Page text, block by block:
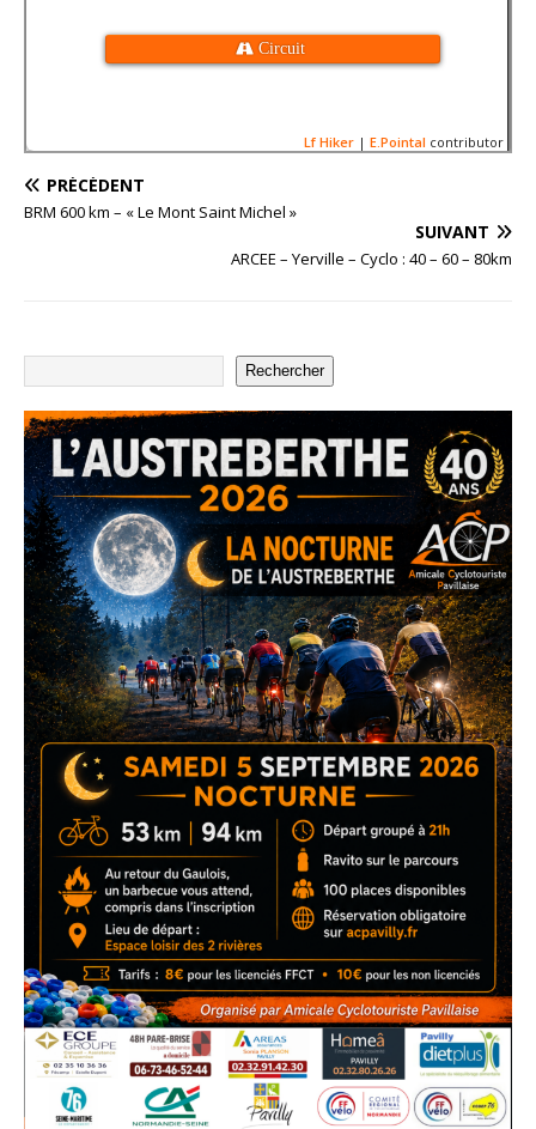
 Circuit
-200
200
20 60
Distance (km)
Altitude (m)
Lf Hiker | E.Pointal contributor
PRÉCÉDENT
BRM 600 km – « Le Mont Saint Michel »
SUIVANT
ARCEE – Yerville – Cyclo : 40 – 60 – 80km
Rechercher